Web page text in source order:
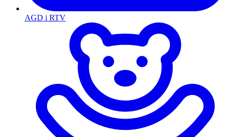
AGD i RTV